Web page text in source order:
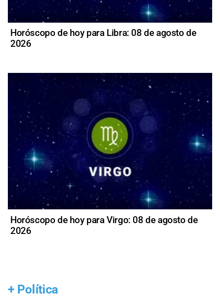
Horóscopo de hoy para Libra: 08 de agosto de
2026
Horóscopo de hoy para Virgo: 08 de agosto de
2026
+ Política